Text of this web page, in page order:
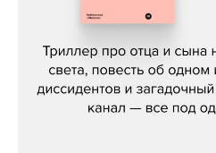
Даниил